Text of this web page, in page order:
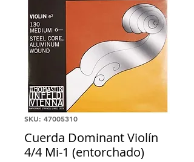
SKU: 47005310
Cuerda Dominant Violín
4/4 Mi-1 (entorchado)